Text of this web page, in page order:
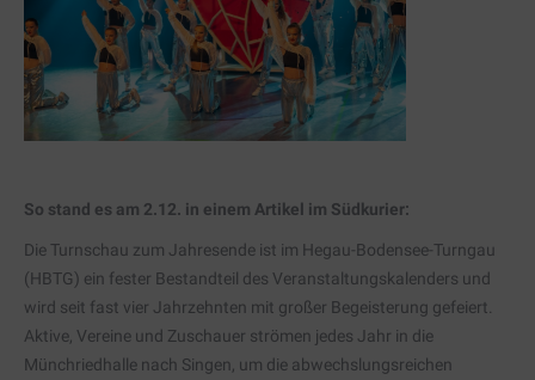
So stand es am 2.12. in einem Artikel im Südkurier:
Die Turnschau zum Jahresende ist im Hegau-Bodensee-Turngau
(HBTG) ein fester Bestandteil des Veranstaltungskalenders und
wird seit fast vier Jahrzehnten mit großer Begeisterung gefeiert.
Aktive, Vereine und Zuschauer strömen jedes Jahr in die
Münchriedhalle nach Singen, um die abwechslungsreichen